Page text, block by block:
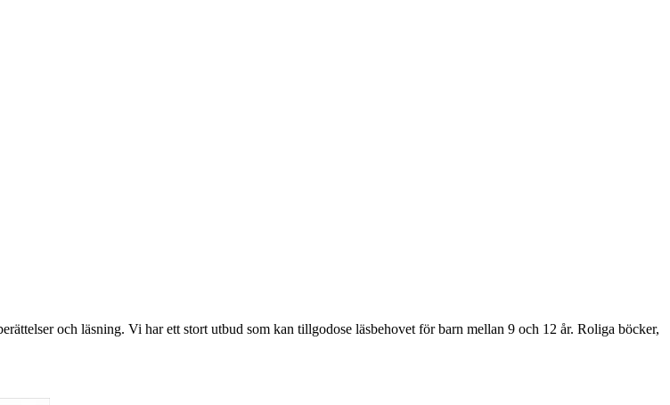
och läsning. Vi har ett stort utbud som kan tillgodose läsbehovet för barn mellan 9 och 12 år. Roliga böcker,